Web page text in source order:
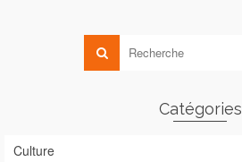
Catégories
Culture